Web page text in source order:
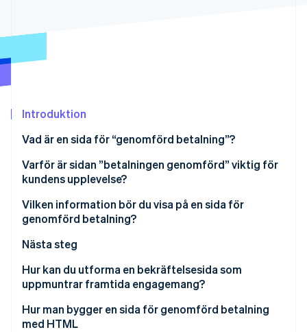
Introduktion
Vad är en sida för “genomförd betalning”?
Varför är sidan ”betalningen genomförd” viktig för
kundens upplevelse?
Det löser osäkerhet
Det lämnar ett slutligt intryck
Det signalerar säkerhet
Det sätter förväntningar på vad som kommer
härnäst
Det öppnar dörren till nästa interaktion
Vilken information bör du visa på en sida för
genomförd betalning?
Betalningsbekräftelse
Beställningssammanfattning
Betalningsinformation
Nästa steg
Kundtjänst
Säkerhetsbekräftelse
Individanpassning
Hur kan du utforma en bekräftelsesida som
uppmuntrar framtida engagemang?
Erbjud meningsfulla nästa steg
Hur man bygger en sida för genomförd betalning
med HTML